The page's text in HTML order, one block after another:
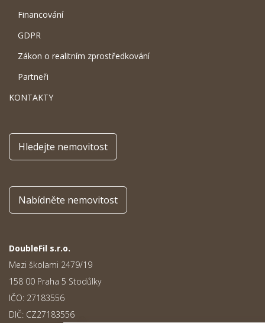
Financování
GDPR
Zákon o realitním zprostředkování
Partneři
KONTAKTY
Hledejte nemovitost
Nabídněte nemovitost
DoubleFil s.r.o.
Mezi školami 2479/19
158 00 Praha 5 Stodůlky
IČO: 27183556
DIČ: CZ27183556